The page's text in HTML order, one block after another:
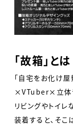
「故箱」とは
「自宅をお化け屋
×VTuber×立体音
リビングやトイ
装着すると、そ